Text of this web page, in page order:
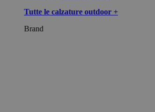
Tutte le calzature outdoor +
Brand